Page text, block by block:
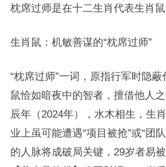
枕席过师是在十二生肖代表生肖
生肖鼠：机敏善谋的“枕席过师”
“枕席过师”一词，原指行军时隐
鼠恰如暗夜中的智者，擅借他人
辰年（2024年），水木相生，生
业上虽可能遭遇“项目被抢”或“团
的人脉将成破局关键，29岁者易